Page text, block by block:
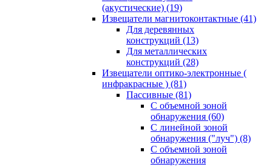
(акустические) (19)
Извещатели магнитоконтактные (41)
Для деревянных
конструкций (13)
Для металлических
конструкций (28)
Извещатели оптико-электронные (
инфракрасные ) (81)
Пассивные (81)
С объемной зоной
обнаружения (60)
С линейной зоной
обнаружения ("луч") (8)
С объемной зоной
обнаружения